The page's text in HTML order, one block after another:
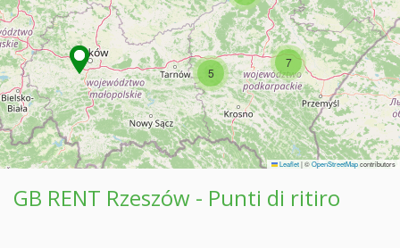
7
5
Leaflet|©OpenStreetMapcontributors
GB RENT Rzeszów - Punti di ritiro